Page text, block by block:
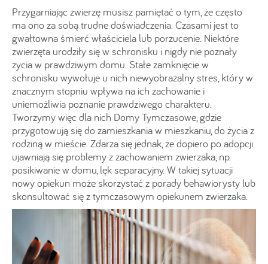
Przygarniając zwierzę musisz pamiętać o tym, że często
ma ono za sobą trudne doświadczenia. Czasami jest to
gwałtowna śmierć właściciela lub porzucenie. Niektóre
zwierzęta urodziły się w schronisku i nigdy nie poznały
życia w prawdziwym domu. Stałe zamknięcie w
schronisku wywołuje u nich niewyobrażalny stres, który w
znacznym stopniu wpływa na ich zachowanie i
uniemożliwia poznanie prawdziwego charakteru.
Tworzymy więc dla nich Domy Tymczasowe, gdzie
przygotowują się do zamieszkania w mieszkaniu, do życia z
rodziną w mieście. Zdarza się jednak, że dopiero po adopcji
ujawniają się problemy z zachowaniem zwierzaka, np.
posikiwanie w domu, lęk separacyjny. W takiej sytuacji
nowy opiekun może skorzystać z porady behawiorysty lub
skonsultować się z tymczasowym opiekunem zwierzaka.